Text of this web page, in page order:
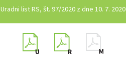
Uradni list RS, št. 97/2020 z dne 10. 7. 2020